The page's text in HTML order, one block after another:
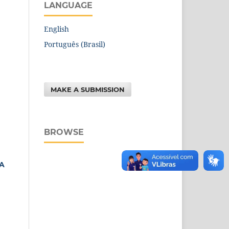
LANGUAGE
English
Português (Brasil)
MAKE A SUBMISSION
BROWSE